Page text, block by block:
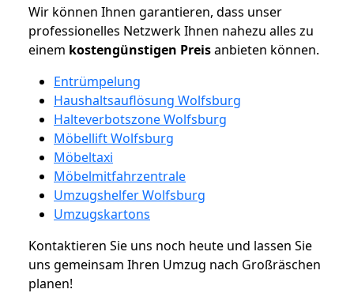
Wir können Ihnen garantieren, dass unser
professionelles Netzwerk Ihnen nahezu alles zu
einem kostengünstigen Preisanbieten können.
Entrümpelung
Haushaltsauflösung Wolfsburg
Halteverbotszone Wolfsburg
Möbellift Wolfsburg
Möbeltaxi
Möbelmitfahrzentrale
Umzugshelfer Wolfsburg
Umzugskartons
Kontaktieren Sie uns noch heute und lassen Sie
uns gemeinsam Ihren Umzug nach Großräschen
planen!